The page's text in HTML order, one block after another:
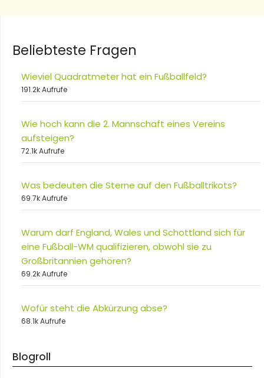
Beliebteste Fragen
Wieviel Quadratmeter hat ein Fußballfeld?
191.2k Aufrufe
Wie hoch kann die 2. Mannschaft eines Vereins
aufsteigen?
72.1k Aufrufe
Was bedeuten die Sterne auf den Fußballtrikots?
69.7k Aufrufe
Warum darf England, Wales und Schottland sich für
eine Fußball-WM qualifizieren, obwohl sie zu
Großbritannien gehören?
69.2k Aufrufe
Wofür steht die Abkürzung abse?
68.1k Aufrufe
Blogroll